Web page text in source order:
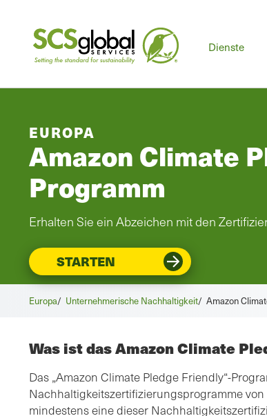
Dienste
EUROPA
Amazon Climate
Programm
Erhalten Sie ein Abzeichen mit den
STARTEN
Europa/ Unternehmerische Nachhaltigkeit/ Amazon
Was ist das Amazon Climate
Das „Amazon Climate Pledge Friendly“-
Nachhaltigkeitszertifizierungsprogramme
mindestens eine dieser